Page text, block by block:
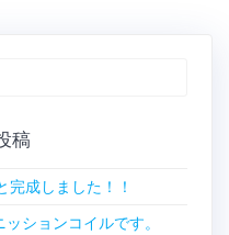
稿
成しました！！
ションコイルです。